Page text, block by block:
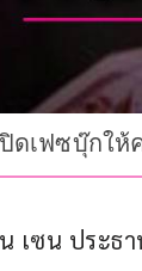
ดเฟซบุ๊กใ
เซน ประ